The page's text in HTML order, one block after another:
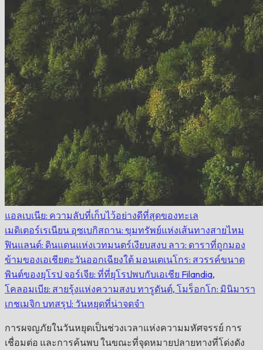
แอลเบเนีย: ความลับที่เก็บไว้อย่างดีที่สุดของทะเล
เมดิเตอร์เรเนียน อุซเบกิสถาน: ขุมทรัพย์แห่งเส้นทางสายไหม
ฟินแลนด์: ดินแดนแห่งเวทมนตร์เงียบสงบ ลาว: ดาราที่ถูกมอง
ข้ามของเอเชียตะวันออกเฉียงใต้ มอนเตเนโกร: สวรรค์ขนาด
พินต์ของยุโรป จอร์เจีย: ที่ที่ยุโรปพบกับเอเชีย Filandia,
โคลอมเบีย: สายรุ้งแห่งความสงบ ทารูดันต์, โมร็อกโก: มินิมารา
เกชเมจิก บทสรุป: วันหยุดที่น่าจดจำ
การผจญภัยในวันหยุดเป็นช่วงเวลาแห่งความมหัศจรรย์ การ
เชื่อมต่อ และการค้นพบ ในขณะที่จุดหมายปลายทางที่โด่งดัง